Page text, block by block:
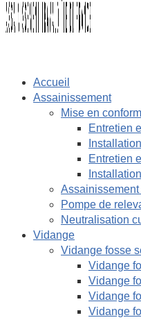
Accueil
Assainissement
Mise en
Entretien
Entretien
Pompe de
Neutralisation
Vidange
Vidange fosse
Vidange
Vidange
Vidange
Vidange